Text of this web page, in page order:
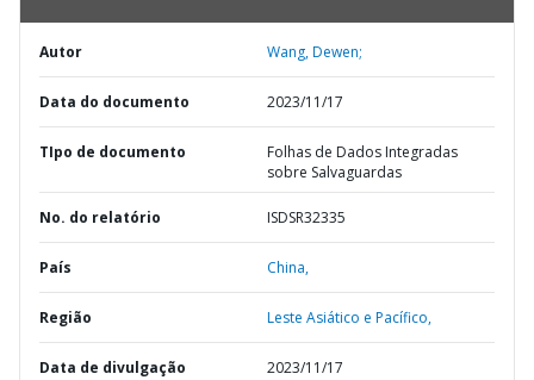
Autor Wang, Dewen;
Data do documento 2023/11/17
TIpo de documento
Folhas de Dados Integradas
sobre Salvaguardas
No. do relatório ISDSR32335
País China,
Região Leste Asiático e Pacífico,
Data de divulgação 2023/11/17